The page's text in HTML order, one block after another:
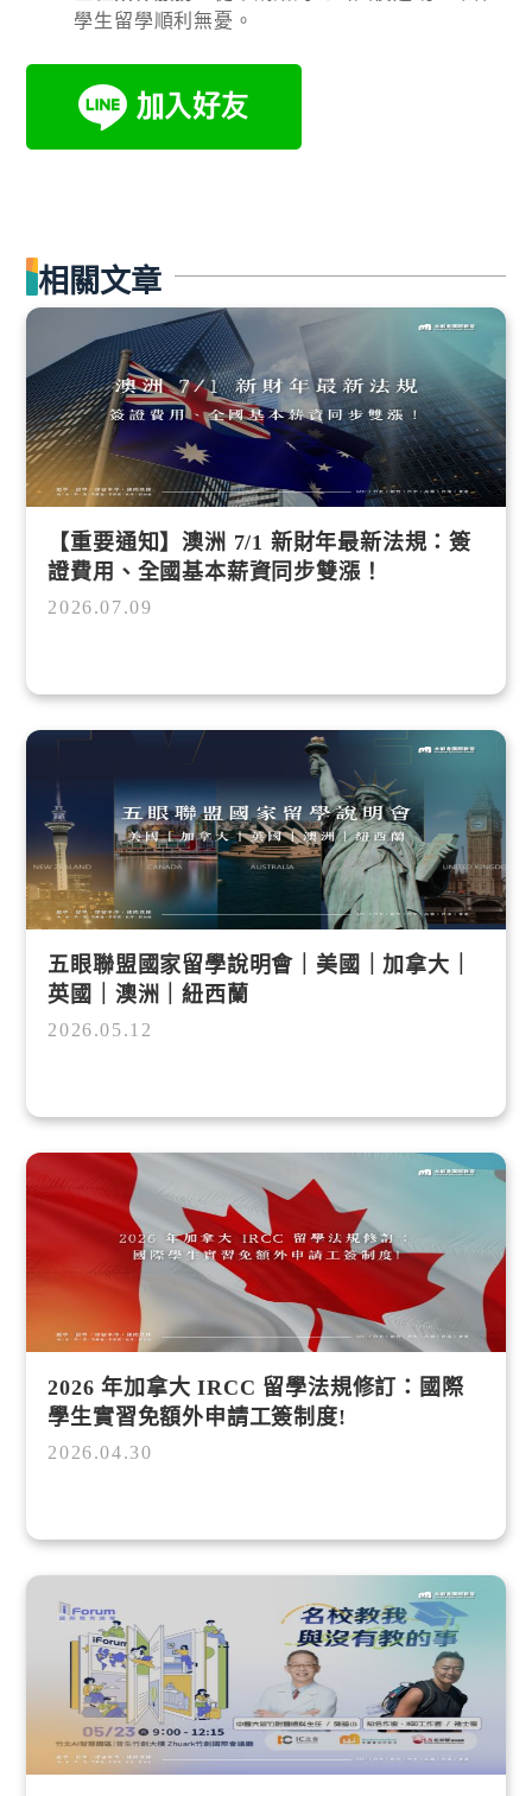
學生留學順利無憂。
相關文章
【重要通知】澳洲 7/1 新財年最新法規：簽
證費用、全國基本薪資同步雙漲！
2026.07.09
五眼聯盟國家留學說明會｜美國｜加拿大｜
英國｜澳洲｜紐西蘭
2026.05.12
2026 年加拿大 IRCC 留學法規修訂：國際
學生實習免額外申請工簽制度!
2026.04.30